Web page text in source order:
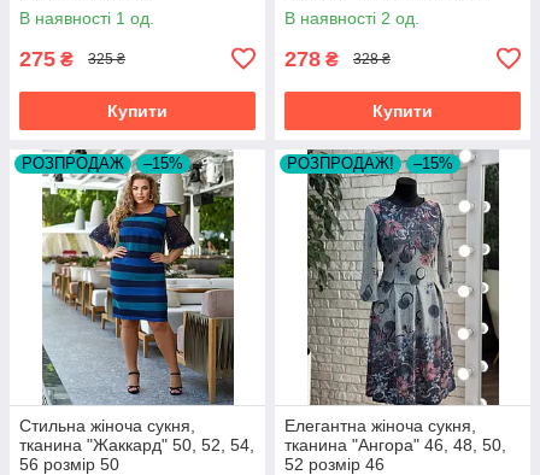
В наявності 1 од.
275 ₴ 325 ₴
Купити
В наявності 2 од.
278 ₴ 328 ₴
Купити
РОЗПРОДАЖ –15%
Стильна жіноча сукня,
тканина "Жаккард" 50, 52, 54,
56 розмір 50
РОЗПРОДАЖ! –15%
Елегантна жіноча сукня,
тканина "Ангора" 46, 48, 50,
52 розмір 46